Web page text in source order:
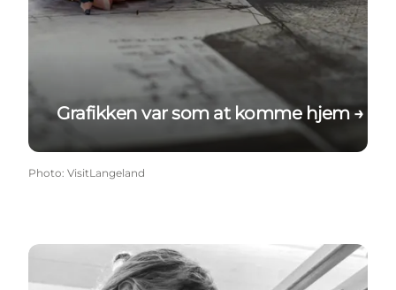
Grafikken var som at komme hjem →
Photo: VisitLangeland
Håndværk kræver flittige hænder →